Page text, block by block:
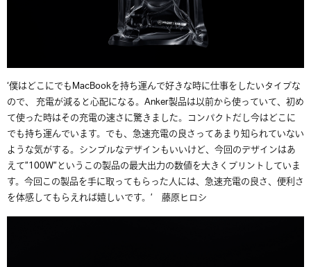
‘僕はどこにでもMacBookを持ち運んで好きな時に仕事をしたいタイプな
ので、 充電が減ると心配になる。Anker製品は以前から使っていて、初め
て使った時はその充電の速さに驚きました。コンパクトだし今はどこに
でも持ち運んでいます。でも、急速充電の良さってあまり知られていない
ような気がする。シンプルなデザインもいいけど、今回のデザインはあ
えて”100W”というこの製品の最大出力の数値を大きくプリントしていま
す。今回この製品を手に取ってもらった人には、急速充電の良さ、便利さ
を体感してもらえれば嬉しいです。’ 藤原ヒロシ